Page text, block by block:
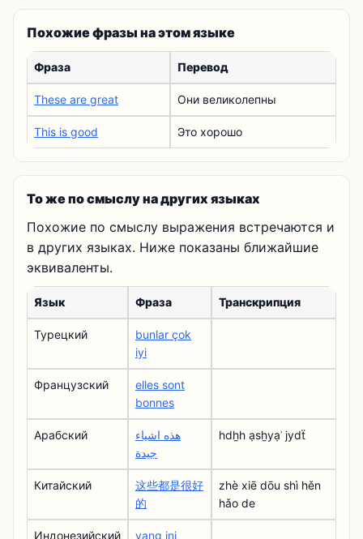
Похожие фразы на этом языке
Фраза Перевод
These are great Они великолепны
This is good Это хорошо
То же по смыслу на других языках
Похожие по смыслу выражения встречаются и
в других языках. Ниже показаны ближайшие
эквиваленты.
Язык Фраза Транскрипция
Турецкий
bunlar çok
iyi
Французский
elles sont
bonnes
Арабский
هذه اشياء
جيدة
hdẖh ạsẖyạʾ jydẗ
Китайский
这些都是很好
的
zhè xiē dōu shì hěn
hǎo de
Индонезийский yang ini